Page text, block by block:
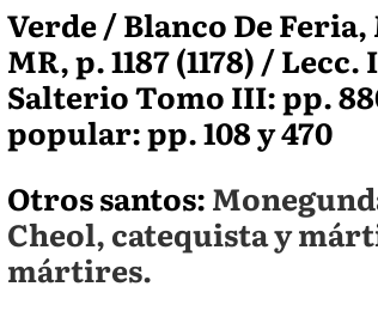
Verde / Blanco De
MR, p. 1187 (1178) /
Salterio Tomo III: pp.
popular: pp. 108 y 470
Otros santos:
Cheol, catequista y
mártires.